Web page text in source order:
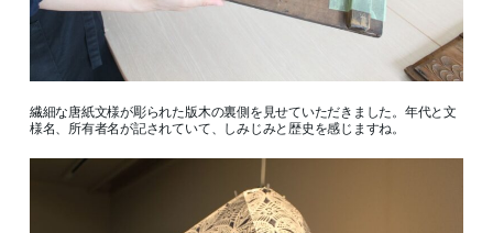
繊細な唐紙文様が彫られた版木の裏側を見せていただきました。年代と文
様名、所有者名が記されていて、しみじみと歴史を感じますね。